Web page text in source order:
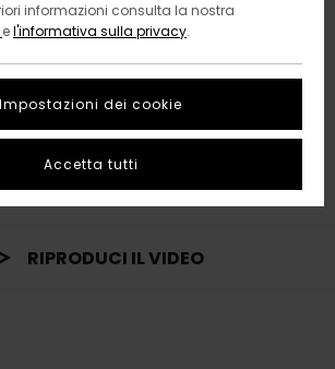
RIPRODUCI IL VIDEO
informazioni consulta la nostra
el'informativa sulla privacy.
Impostazioni dei cookie
Accetta tutti